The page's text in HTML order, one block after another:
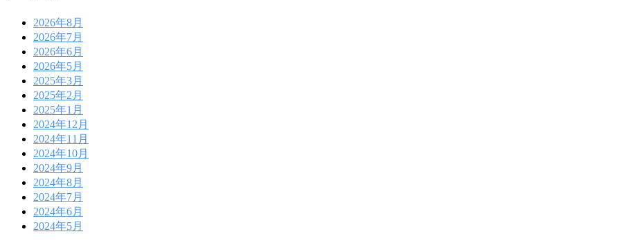
2026年8月
2026年7月
2026年6月
2026年5月
2025年3月
2025年2月
2025年1月
2024年12月
2024年11月
2024年10月
2024年9月
2024年8月
2024年7月
2024年6月
2024年5月